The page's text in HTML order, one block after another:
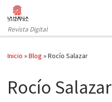
Saltar al contenido
Revista Digital
Inicio »Blog »Rocío Salazar
Rocío Salazar